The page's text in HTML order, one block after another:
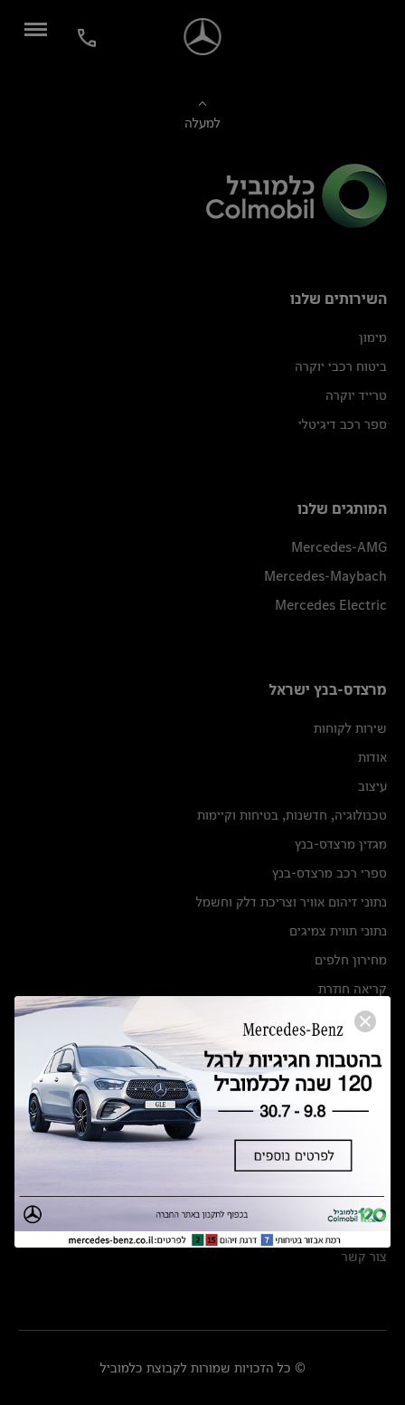
למעלה
השירותים שלנו
מימון
ביטוח רכבי יוקרה
טרייד יוקרה
ספר רכב דיגיטלי
המותגים שלנו
Mercedes-AMG
Mercedes-Maybach
Mercedes Electric
מרצדס-בנץ ישראל
שירות לקוחות
אודות
עיצוב
טכנולוגיה, חדשנות, בטיחות וקיימות
מגזין מרצדס-בנץ
ספרי רכב מרצדס-בנץ
נתוני זיהום אוויר וצריכת דלק וחשמל
נתוני תווית צמיגים
מחירון חלפים
קריאה חוזרת
הודעה על הטבות לרכבי מרצדס בהסדר פשרה בתצ 56447-02-19
תקנון ימי מכירות 120 לכלמוביל
מצאו אותנו
אולמות תצוגה
מרכזי שירות
צור קשר
© כל הזכויות שמורות לקבוצת כלמוביל